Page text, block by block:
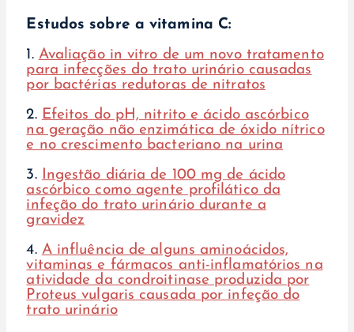
Estudos sobre a vitamina C:
1. Avaliação in vitro de um novo tratamento
para infecções do trato urinário causadas
por bactérias redutoras de nitratos
2. Efeitos do pH, nitrito e ácido ascórbico
na geração não enzimática de óxido nítrico
e no crescimento bacteriano na urina
3. Ingestão diária de 100 mg de ácido
ascórbico como agente profilático da
infeção do trato urinário durante a
gravidez
4. A influência de alguns aminoácidos,
vitaminas e fármacos anti-inflamatórios na
atividade da condroitinase produzida por
Proteus vulgaris causada por infeção do
trato urinário